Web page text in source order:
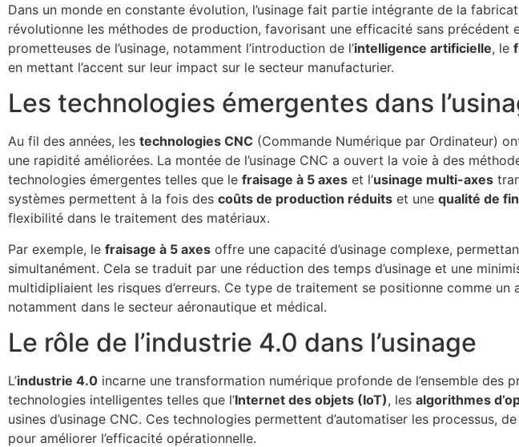
Dans un monde en constante évolution, l’usinage fait partie intégrante de la
révolutionne les méthodes de production, favorisant une efficacité sans
prometteuses de l’usinage, notamment l’introduction de l’intelligence artificielle, le
en mettant l’accent sur leur impact sur le secteur manufacturier.
Les technologies émergentes dans
Au fil des années, les technologies CNC (Commande Numérique par Ordinateur)
une rapidité améliorées. La montée de l’usinage CNC a ouvert la voie à des
technologies émergentes telles que le fraisage à 5 axes et l’usinage multi-axes
systèmes permettent à la fois des coûts de production réduits et une qualité de
flexibilité dans le traitement des matériaux.
Par exemple, le fraisage à 5 axes offre une capacité d’usinage complexe,
simultanément. Cela se traduit par une réduction des temps d’usinage et une
multidipliaient les risques d’erreurs. Ce type de traitement se positionne comme
notamment dans le secteur aéronautique et médical.
Le rôle de l’industrie 4.0 dans l’usinage
L’industrie 4.0 incarne une transformation numérique profonde de l’ensemble des
technologies intelligentes telles que l’Internet des objets (IoT), les algorithmes
usines d’usinage CNC. Ces technologies permettent d’automatiser les processus,
pour améliorer l’efficacité opérationnelle.